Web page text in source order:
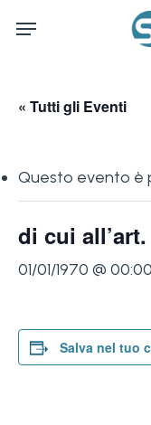
Menu
« Tutti gli Eventi
Questo evento è
di cui
01/01/1970 @ 00:00
Salva nel tuo